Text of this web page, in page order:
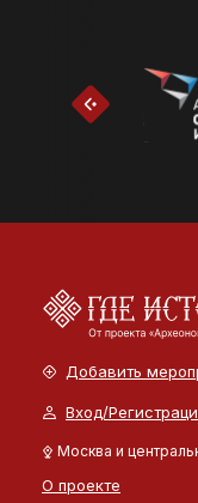
Добавить
Вход/
Москва и
О проекте